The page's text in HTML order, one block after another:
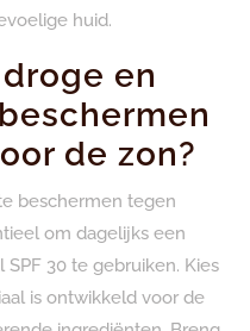
huid.
en
de zon?
beschermen tegen
om dagelijks een
30 te gebruiken. Kies
is ontwikkeld voor de